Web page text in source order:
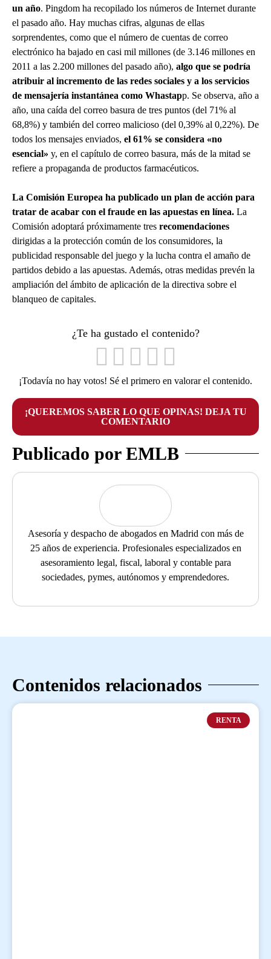
un año. Pingdom ha recopilado los números de Internet durante
el pasado año. Hay muchas cifras, algunas de ellas
sorprendentes, como que el número de cuentas de correo
electrónico ha bajado en casi mil millones (de 3.146 millones en
2011 a las 2.200 millones del pasado año), algo que se podría
atribuir al incremento de las redes sociales y a los servicios
de mensajería instantánea como Whastapp. Se observa, año a
año, una caída del correo basura de tres puntos (del 71% al
68,8%) y también del correo malicioso (del 0,39% al 0,22%). De
todos los mensajes enviados, el 61% se considera «no
esencial» y, en el capítulo de correo basura, más de la mitad se
refiere a propaganda de productos farmacéuticos.
La Comisión Europea ha publicado un plan de acción para
tratar de acabar con el fraude en las apuestas en línea. La
Comisión adoptará próximamente tres recomendaciones
dirigidas a la protección común de los consumidores, la
publicidad responsable del juego y la lucha contra el amaño de
partidos debido a las apuestas. Además, otras medidas prevén la
ampliación del ámbito de aplicación de la directiva sobre el
blanqueo de capitales.
¿Te ha gustado el contenido?
¡Todavía no hay votos! Sé el primero en valorar el contenido.
¡QUEREMOS SABER LO QUE OPINAS! DEJA TU
COMENTARIO
Publicado por EMLB
Asesoría y despacho de abogados en Madrid con más de
25 años de experiencia. Profesionales especializados en
asesoramiento legal, fiscal, laboral y contable para
sociedades, pymes, autónomos y emprendedores.
Contenidos relacionados
RENTA